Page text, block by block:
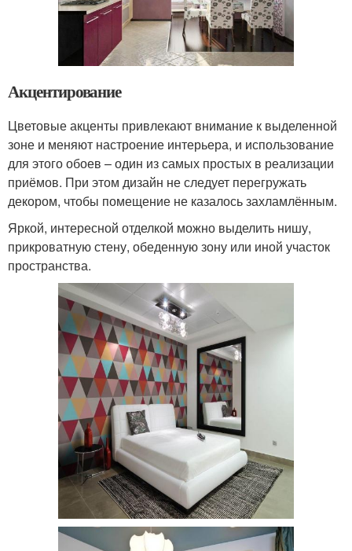
Акцентирование
Цветовые акценты привлекают внимание к выделенной
зоне и меняют настроение интерьера, и использование
для этого обоев – один из самых простых в реализации
приёмов. При этом дизайн не следует перегружать
декором, чтобы помещение не казалось захламлённым.
Яркой, интересной отделкой можно выделить нишу,
прикроватную стену, обеденную зону или иной участок
пространства.